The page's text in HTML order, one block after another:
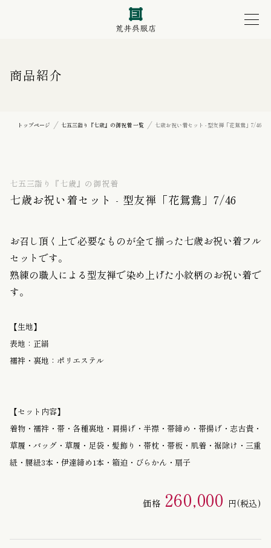
商品紹介
トップページ 七五三詣り『七歳』の御祝着 一覧 七歳お祝い着セット - 型友禅「花鴛鴦」7/46
七五三詣り『七歳』の御祝着
七歳お祝い着セット - 型友禅「花鴛鴦」7/46
お召し頂く上で必要なものが全て揃った七歳お祝い着フル
セットです。
熟練の職人による型友禅で染め上げた小紋柄のお祝い着で
す。
【生地】
表地：正絹
襦袢・裏地：ポリエステル
【セット内容】
着物・襦袢・帯・各種裏地・肩揚げ・半襟・帯締め・帯揚げ・志古貴・
草履・バッグ・草履・足袋・髪飾り・帯枕・帯板・肌着・裾除け・三重
紐・腰紐3本・伊達締め1本・箱迫・びらかん・扇子
価格 260,000 円(税込)